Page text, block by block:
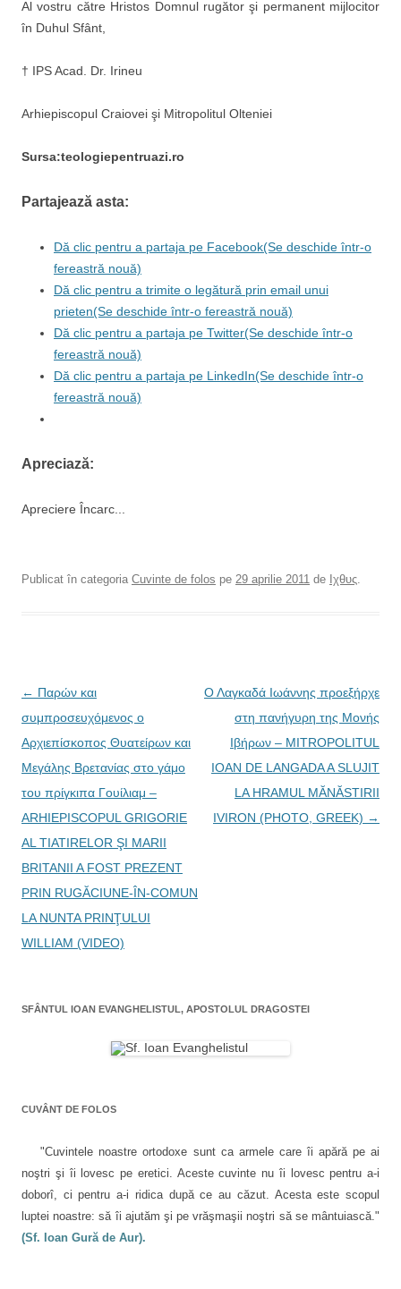
Al vostru către Hristos Domnul rugător şi permanent mijlocitor
în Duhul Sfânt,
† IPS Acad. Dr. Irineu
Arhiepiscopul Craiovei şi Mitropolitul Olteniei
Sursa:teologiepentruazi.ro
Partajează asta:
Dă clic pentru a partaja pe Facebook(Se deschide într-o
fereastră nouă)
Dă clic pentru a trimite o legătură prin email unui
prieten(Se deschide într-o fereastră nouă)
Dă clic pentru a partaja pe Twitter(Se deschide într-o
fereastră nouă)
Dă clic pentru a partaja pe LinkedIn(Se deschide într-o
fereastră nouă)
Apreciază:
Apreciere Încarc...
Publicat în categoria Cuvinte de folos pe 29 aprilie 2011 de Ιχθυς.
N
a
v
i
g
a
r
e
î
n
a
← Παρών και
συμπροσευχόμενος ο
Αρχιεπίσκοπος Θυατείρων και
Μεγάλης Βρετανίας στο γάμο
του πρίγκιπα Γουίλιαμ –
ARHIEPISCOPUL GRIGORIE
AL TIATIRELOR ŞI MARII
BRITANII A FOST PREZENT
PRIN RUGĂCIUNE-ÎN-COMUN
LA NUNTA PRINŢULUI
WILLIAM (VIDEO)
Ο Λαγκαδά Ιωάννης προεξήρχε
στη πανήγυρη της Μονής
Ιβήρων – MITROPOLITUL
IOAN DE LANGADA A SLUJIT
LA HRAMUL MĂNĂSTIRII
IVIRON (PHOTO, GREEK) →
SFÂNTUL IOAN EVANGHELISTUL, APOSTOLUL DRAGOSTEI
CUVÂNT DE FOLOS
"Cuvintele noastre ortodoxe sunt ca armele care îi apără pe ai
noştri şi îi lovesc pe eretici. Aceste cuvinte nu îi lovesc pentru a-i
doborî, ci pentru a-i ridica după ce au căzut. Acesta este scopul
luptei noastre: să îi ajutăm şi pe vrăşmaşii noştri să se mântuiască."
(Sf. Ioan Gură de Aur).